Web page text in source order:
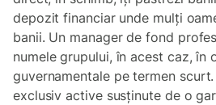
depozit financiar unde mulți
banii. Un manager de fond
numele grupului, în acest caz, în
guvernamentale pe termen
exclusiv active susținute de o